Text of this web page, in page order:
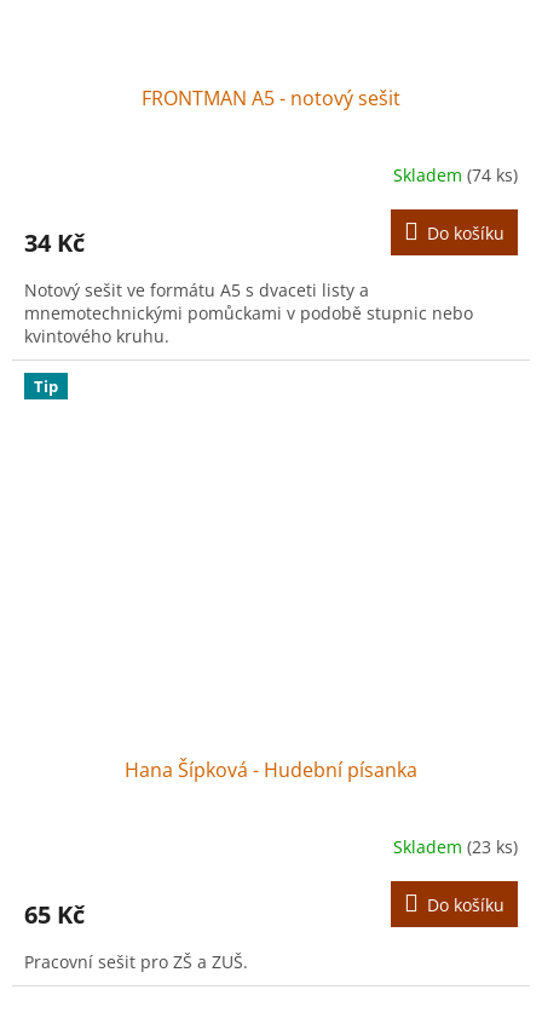
FRONTMAN A5 - notový sešit
Skladem (74 ks)
34 Kč Do košíku
Notový sešit ve formátu A5 s dvaceti listy a
mnemotechnickými pomůckami v podobě stupnic nebo
kvintového kruhu.
Tip
Hana Šípková - Hudební písanka
Skladem (23 ks)
65 Kč Do košíku
Pracovní sešit pro ZŠ a ZUŠ.